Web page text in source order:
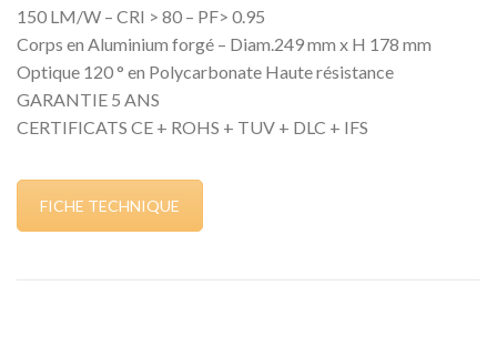
150 LM/W – CRI > 80 – PF> 0.95
Corps en Aluminium forgé – Diam.249 mm x H 178 mm
Optique 120 ° en Polycarbonate Haute résistance
GARANTIE 5 ANS
CERTIFICATS CE + ROHS + TUV + DLC + IFS
FICHE TECHNIQUE